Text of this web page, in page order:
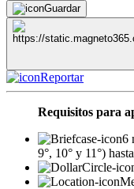
Guardar
Reportar
Requisitos para
6
9°, 10° y 11°)